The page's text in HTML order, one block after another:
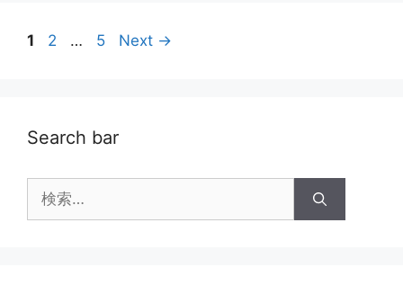
投
ゲ
シ
ン
Page
1 Page
2 … Page
5 Next →
Search bar
索: